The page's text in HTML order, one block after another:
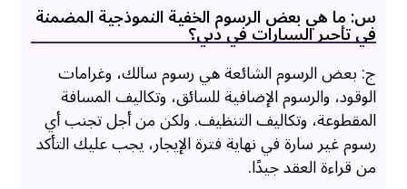
س: ما هي بعض الرسوم الخفية النموذجية المضمنة
في تأجير السيارات في دبي؟
ج: بعض الرسوم الشائعة هي رسوم سالك، وغرامات
الوقود، والرسوم الإضافية للسائق، وتكاليف المسافة
المقطوعة، وتكاليف التنظيف. ولكن من أجل تجنب أي
رسوم غير سارة في نهاية فترة الإيجار، يجب عليك التأكد
من قراءة العقد جيدًا.